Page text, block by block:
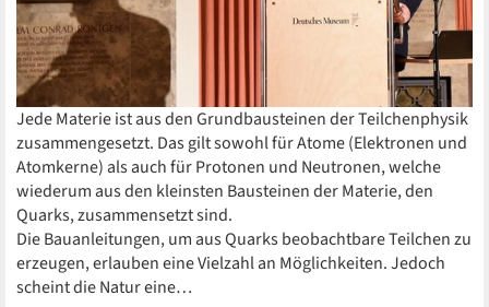
Jede Materie ist aus den Grundbausteinen der Teilchenphysik
zusammengesetzt. Das gilt sowohl für Atome (Elektronen und
Atomkerne) als auch für Protonen und Neutronen, welche
wiederum aus den kleinsten Bausteinen der Materie, den
Quarks, zusammensetzt sind.
Die Bauanleitungen, um aus Quarks beobachtbare Teilchen zu
erzeugen, erlauben eine Vielzahl an Möglichkeiten. Jedoch
scheint die Natur eine…